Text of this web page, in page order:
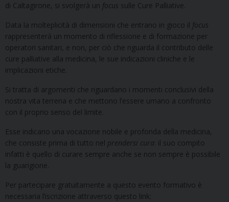
di Caltagirone, si svolgerà un focus sulle Cure Palliative.
Data la molteplicità di dimensioni che entrano in gioco il focus
rappresenterà un momento di riflessione e di formazione per
operatori sanitari, e non, per ciò che riguarda il contributo delle
cure palliative alla medicina, le sue indicazioni cliniche e le
implicazioni etiche.
Si tratta di argomenti che riguardano i momenti conclusivi della
nostra vita terrena e che mettono l’essere umano a confronto
con il proprio senso del limite.
Esse indicano una vocazione nobile e profonda della medicina,
che consiste prima di tutto nel prendersi cura : il suo compito
infatti è quello di curare sempre anche se non sempre è possibile
la guarigione.
Per partecipare gratuitamente a questo evento formativo è
necessaria l’iscrizione attraverso questo link: